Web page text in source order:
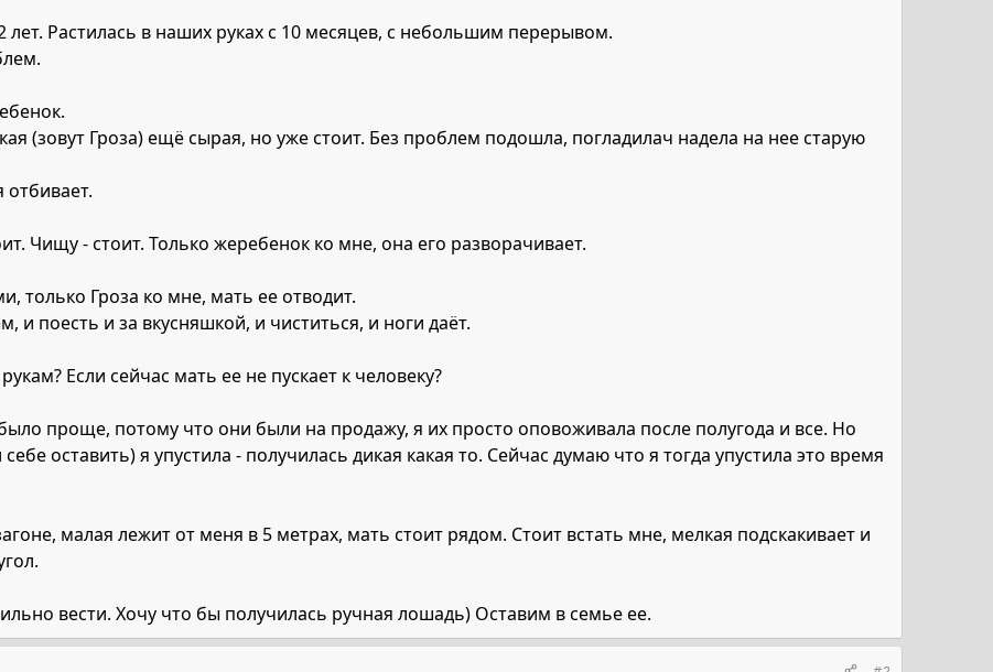
лет. Растилась в наших руках с 10 месяцев, с небольшим перерывом.
(зовут Гроза) ещё сырая, но уже стоит. Без проблем подошла, погладилач надела на нее старую
отбивает.
Чищу - стоит. Только жеребенок ко мне, она его разворачивает.
только Гроза ко мне, мать ее отводит.
и поесть и за вкусняшкой, и чиститься, и ноги даёт.
Если сейчас мать ее не пускает к человеку?
проще, потому что они были на продажу, я их просто оповоживала после полугода и все. Но
оставить) я упустила - получилась дикая какая то. Сейчас думаю что я тогда упустила это время
малая лежит от меня в 5 метрах, мать стоит рядом. Стоит встать мне, мелкая подскакивает и
вести. Хочу что бы получилась ручная лошадь) Оставим в семье ее.